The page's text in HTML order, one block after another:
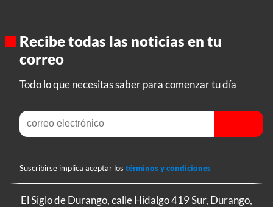
Recibe todas las noticias en tu
correo
Todo lo que necesitas saber para comenzar tu día
Suscribirse implica aceptar los términos y condiciones
El Siglo de Durango, calle Hidalgo 419 Sur, Durango,